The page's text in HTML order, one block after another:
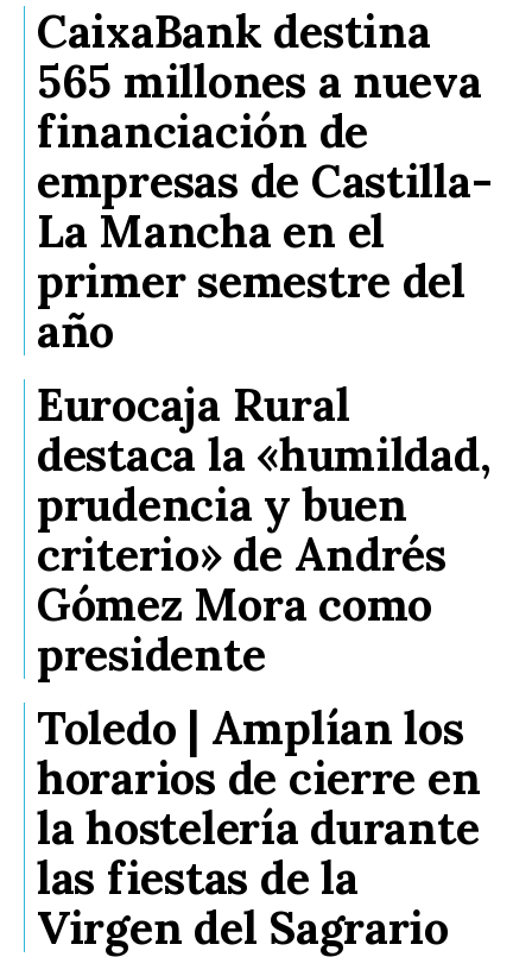
CaixaBank destina
565 millones a nueva
financiación de
empresas de Castilla-
La Mancha en el
primer semestre del
año
Eurocaja Rural
destaca la «humildad,
prudencia y buen
criterio» de Andrés
Gómez Mora como
presidente
Toledo | Amplían los
horarios de cierre en
la hostelería durante
las fiestas de la
Virgen del Sagrario